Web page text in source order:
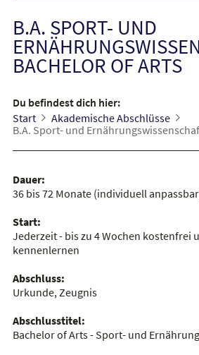
B.A. SPORT- UND
BACHELOR OF ARTS
Du befindest dich hier:
Start
Akademische Abschlüsse
B.A. Sport- und
Dauer:
36 bis 72 Monate(individuell
Start:
Jederzeit - bis zu 4 Wochen kostenfrei
kennenlernen
Abschluss:
Urkunde, Zeugnis
Abschlusstitel:
Bachelor of Arts - Sport- und